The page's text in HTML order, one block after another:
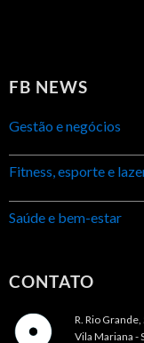
FB NEWS
Gestão e negócios
Fitness, esporte e
Saúde e bem-estar
CONTATO
R. Rio
Vila Mariana -